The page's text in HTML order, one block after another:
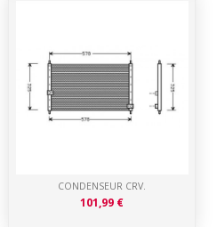
CONDENSEUR CRV.
101,99 €